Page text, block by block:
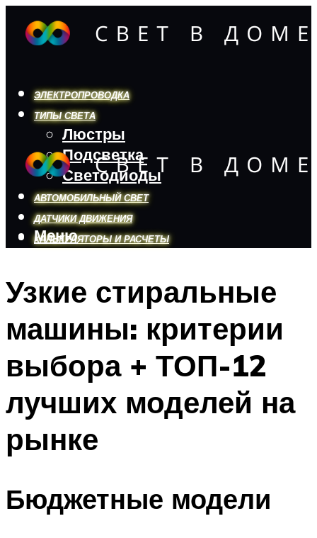
ЭЛЕКТРОПРОВОДКА
ТИПЫ СВЕТА
Люстры
Подсветка
Светодиоды
АВТОМОБИЛЬНЫЙ СВЕТ
ДАТЧИКИ ДВИЖЕНИЯ
КАЛЬКУЛЯТОРЫ И РАСЧЕТЫ
Меню
Меню
Узкие стиральные
машины: критерии
выбора + ТОП-12
лучших моделей на
рынке
Бюджетные модели